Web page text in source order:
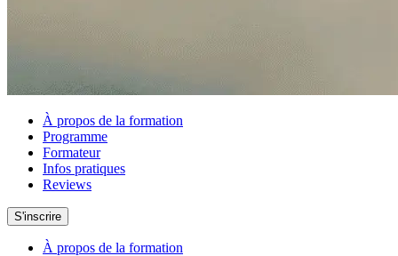
À propos de la formation
Programme
Formateur
Infos pratiques
Reviews
S'inscrire
À propos de la formation